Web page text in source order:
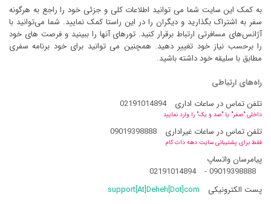
به کمک این سایت شما می توانید اطلاعات کلی و جزئی خود را راجع به هرگونه
سفر به اشتراک بگذارید و دیگران را در این راستا کمک نمایید. شما می‌توانید با
آژانس‌های مسافرتی ارتباط برقرار کنید. تورهای آنها را ببینید و فرصت های خود
را برحسب نیاز خود تغییر دهید. همچنین می توانید برای خود برنامه سفری
مطابق با سلیقه خود داشته باشید.
راه‌های ارتباطی
تلفن تماس در ساعات اداری
02191014894
داخلی "صفر" یا "صد و یک" را وارد نمایید
تلفن تماس در ساعات غیراداری 09019398888
فقط برای پشتیبانی سایت دهه دات کام
پیامرسان واتساپ
09019398888
-
02191014894
پست الکترونیکی
support[At]Deheh[Dot]com